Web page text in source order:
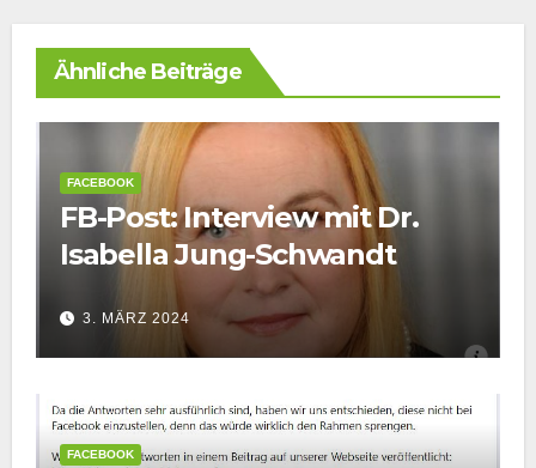
Ähnliche Beiträge
FACEBOOK
FB-Post: Interview mit Dr.
Isabella Jung-Schwandt
3. MÄRZ 2024
FACEBOOK